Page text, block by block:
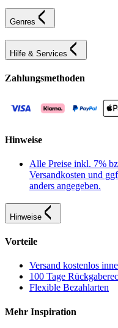
Genres
Hilfe & Services
Zahlungsmethoden
Hinweise
Alle Preise inkl. 7%
Versandkosten und
anders angegeben.
Hinweise
Vorteile
Versand kostenlos
100 Tage
Flexible Bezahlarten
Mehr Inspiration